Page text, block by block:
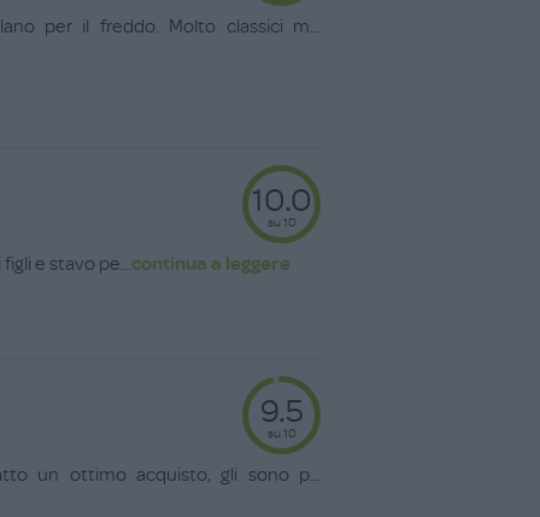
per il freddo. Molto classici m...
10.0
su 10
figli e stavo pe...continua a leggere
9.5
su 10
un ottimo acquisto, gli sono p...